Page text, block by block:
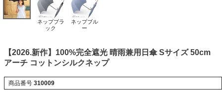
ネップブラ
ック
ネップブル
ー
【2026.新作】100%完全遮光 晴雨兼用日傘 Sサイズ 50cm
アーチ コットンシルクネップ
商品番号 310009